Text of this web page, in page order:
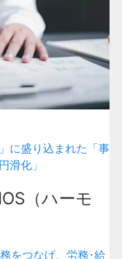
に盛り込まれた「事
滑化」
（ハーモ
をつなげ、労務･給